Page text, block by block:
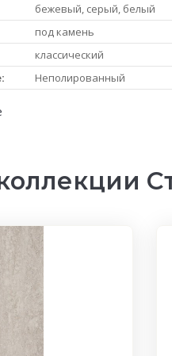
бежевый, серый, белый
под камень
классический
Неполированный